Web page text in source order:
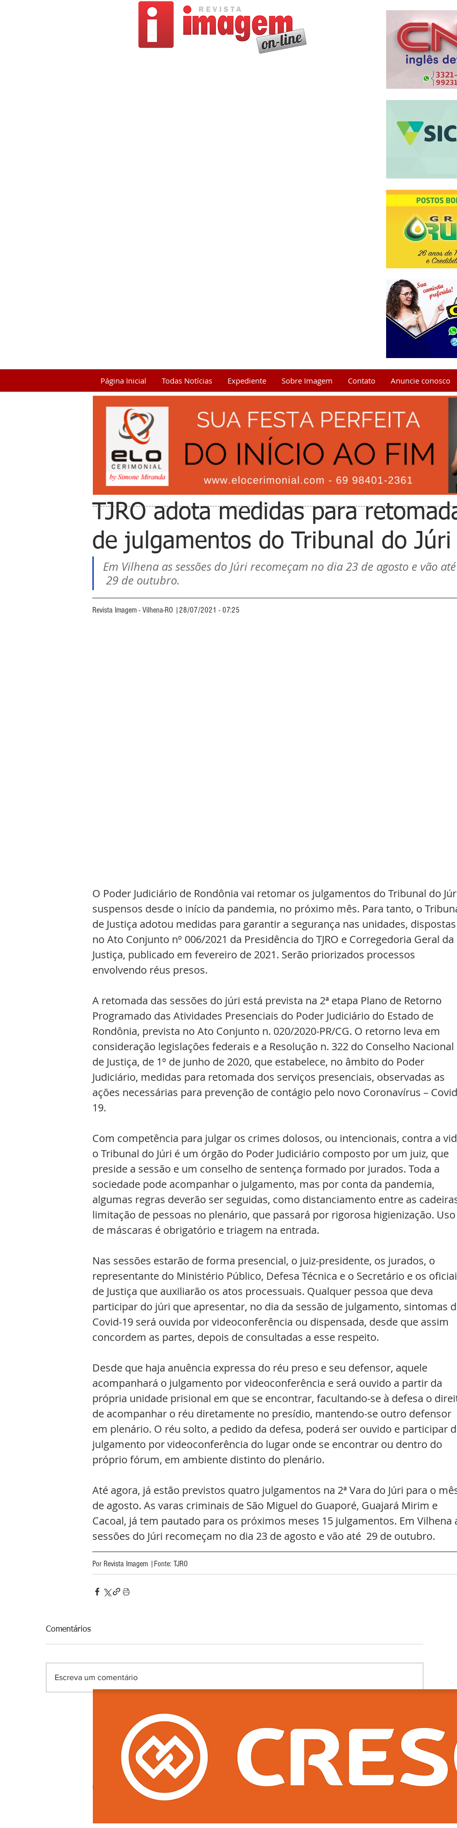
Página Inicial Todas Notícias Expediente Sobre Imagem Contato Anuncie conosco
TJRO adota medidas para
de julgamentos do Tribunal do Júri
Em Vilhena as sessões do Júri recomeçam no dia 23 de agosto e vão
29 de outubro.
Revista Imagem - Vilhena-RO |28/07/2021 - 07:25
O Poder Judiciário de Rondônia vai retomar os julgamentos do Tribunal do
suspensos desde o início da pandemia, no próximo mês. Para tanto, o
de Justiça adotou medidas para garantir a segurança nas unidades,
no Ato Conjunto nº 006/2021 da Presidência do TJRO e Corregedoria Geral da
Justiça, publicado em fevereiro de 2021. Serão priorizados processos
envolvendo réus presos.
A retomada das sessões do júri está prevista na 2ª etapa Plano de Retorno
Programado das Atividades Presenciais do Poder Judiciário do Estado de
Rondônia, prevista no Ato Conjunto n. 020/2020-PR/CG. O retorno leva em
consideração legislações federais e a Resolução n. 322 do Conselho Nacional
de Justiça, de 1º de junho de 2020, que estabelece, no âmbito do Poder
Judiciário, medidas para retomada dos serviços presenciais, observadas as
ações necessárias para prevenção de contágio pelo novo Coronavírus –
19.
Com competência para julgar os crimes dolosos, ou intencionais, contra a
o Tribunal do Júri é um órgão do Poder Judiciário composto por um juiz, que
preside a sessão e um conselho de sentença formado por jurados. Toda a
sociedade pode acompanhar o julgamento, mas por conta da pandemia,
algumas regras deverão ser seguidas, como distanciamento entre as
limitação de pessoas no plenário, que passará por rigorosa higienização.
de máscaras é obrigatório e triagem na entrada.
Nas sessões estarão de forma presencial, o juiz-presidente, os jurados, o
representante do Ministério Público, Defesa Técnica e o Secretário e os
de Justiça que auxiliarão os atos processuais. Qualquer pessoa que deva
participar do júri que apresentar, no dia da sessão de julgamento, sintomas
Covid-19 será ouvida por videoconferência ou dispensada, desde que assim
concordem as partes, depois de consultadas a esse respeito.
Desde que haja anuência expressa do réu preso e seu defensor, aquele
acompanhará o julgamento por videoconferência e será ouvido a partir da
própria unidade prisional em que se encontrar, facultando-se à defesa o
de acompanhar o réu diretamente no presídio, mantendo-se outro defensor
em plenário. O réu solto, a pedido da defesa, poderá ser ouvido e participar
julgamento por videoconferência do lugar onde se encontrar ou dentro do
próprio fórum, em ambiente distinto do plenário.
Até agora, já estão previstos quatro julgamentos na 2ª Vara do Júri para o
de agosto. As varas criminais de São Miguel do Guaporé, Guajará Mirim e
Cacoal, já tem pautado para os próximos meses 15 julgamentos. Em Vilhena
sessões do Júri recomeçam no dia 23 de agosto e vão até  29 de outubro.
Por Revista Imagem |Fonte: TJRO
Comentários
Escreva um comentário